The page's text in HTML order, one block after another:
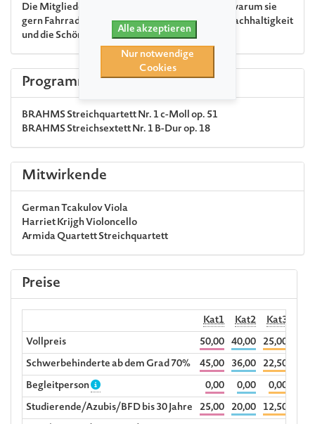
Die Mitglieder des Armida Quartetts erklären, warum sie
gern Fahrrad fahren und plaudern über Natur, Nachhaltigkeit
und die Schönheit der Welt.
Programm
BRAHMSStreichquartett Nr. 1 c-Moll op. 51
BRAHMSStreichsextett Nr. 1 B-Dur op. 18
Mitwirkende
German TcakulovViola
Harriet KrijghVioloncello
Armida QuartettStreichquartett
Preise
Kat1 Kat2 Kat3
Vollpreis
50,00 40,00 25,00
Schwerbehinderte ab dem Grad 70%
45,00 36,00
22,50
Begleitperson
0,00 0,00
0,00
Studierende/Azubis/BFD bis 30 Jahre
25,00 20,00 12,50
Alle akzeptieren
Nur notwendige
Cookies